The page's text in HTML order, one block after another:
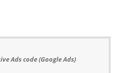
Ads code (Google Ads)